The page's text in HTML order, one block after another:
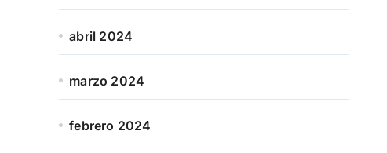
abril 2024
marzo 2024
febrero 2024